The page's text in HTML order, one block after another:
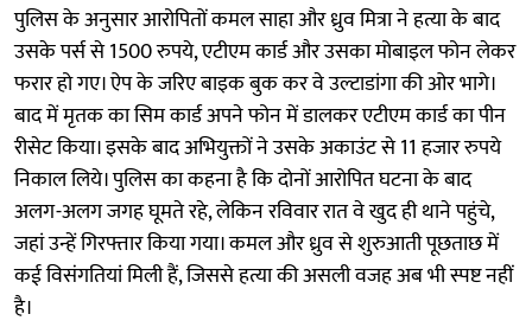
पुलिस के अनुसार आरोपितों कमल साहा और ध्रुव मित्रा ने हत्या के बाद
उसके पर्स से 1500 रुपये, एटीएम कार्ड और उसका मोबाइल फोन लेकर
फरार हो गए। ऐप के जरिए बाइक बुक कर वे उल्टाडांगा की ओर भागे।
बाद में मृतक का सिम कार्ड अपने फोन में डालकर एटीएम कार्ड का पीन
रीसेट किया। इसके बाद अभियुक्तों ने उसके अकाउंट से 11 हजार रुपये
निकाल लिये। पुलिस का कहना है कि दोनों आरोपित घटना के बाद
अलग-अलग जगह घूमते रहे, लेकिन रविवार रात वे खुद ही थाने पहुंचे,
जहां उन्हें गिरफ्तार किया गया। कमल और ध्रुव से शुरुआती पूछताछ में
कई विसंगतियां मिली हैं, जिससे हत्या की असली वजह अब भी स्पष्ट नहीं
है।